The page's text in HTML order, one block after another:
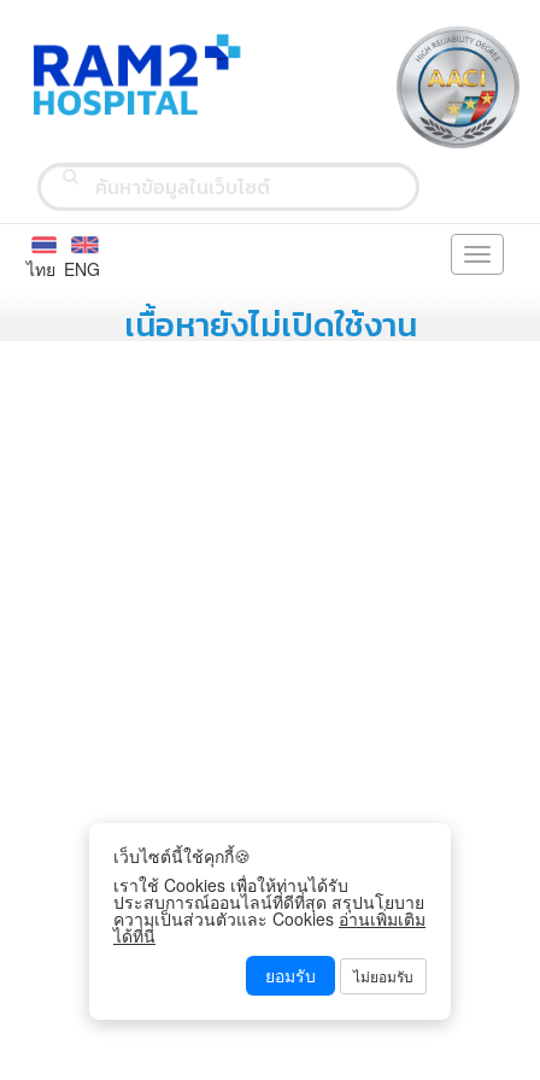
เว็บไซต์นี้ใช้คุกกี้🍪
เราใช้ Cookies เพื่อให้ท่านได้รับ
ประสบการณ์ออนไลน์ที่ดีที่สุด สรุปนโยบาย
ความเป็นส่วนตัวและ Cookies อ่านเพิ่มเติม
ได้ที่นี่
ยอมรับ
ไม่ยอมรับ
ENG
ไทย
Toggle
เนื้อหายังไม่เปิดใช้งาน